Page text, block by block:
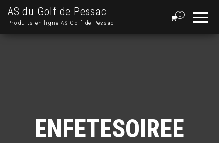
AS du Golf de Pessac
Produits en ligne AS Golf de Pessac
0
ENFETESOIREE